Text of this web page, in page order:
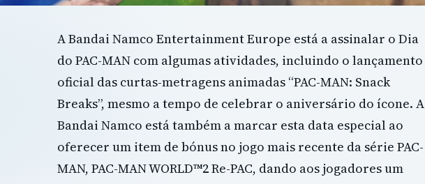
A Bandai Namco Entertainment Europe está a assinalar o Dia
do PAC-MAN com algumas atividades, incluindo o lançamento
oficial das curtas-metragens animadas “PAC-MAN: Snack
Breaks”, mesmo a tempo de celebrar o aniversário do ícone. A
Bandai Namco está também a marcar esta data especial ao
oferecer um item de bónus no jogo mais recente da série PAC-
MAN, PAC-MAN WORLD™2 Re-PAC, dando aos jogadores um